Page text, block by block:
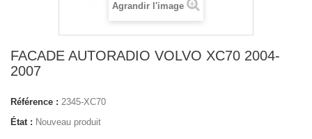
Agrandir l'image
FACADE AUTORADIO VOLVO XC70 2004-
2007
Référence : 2345-XC70
État : Nouveau produit